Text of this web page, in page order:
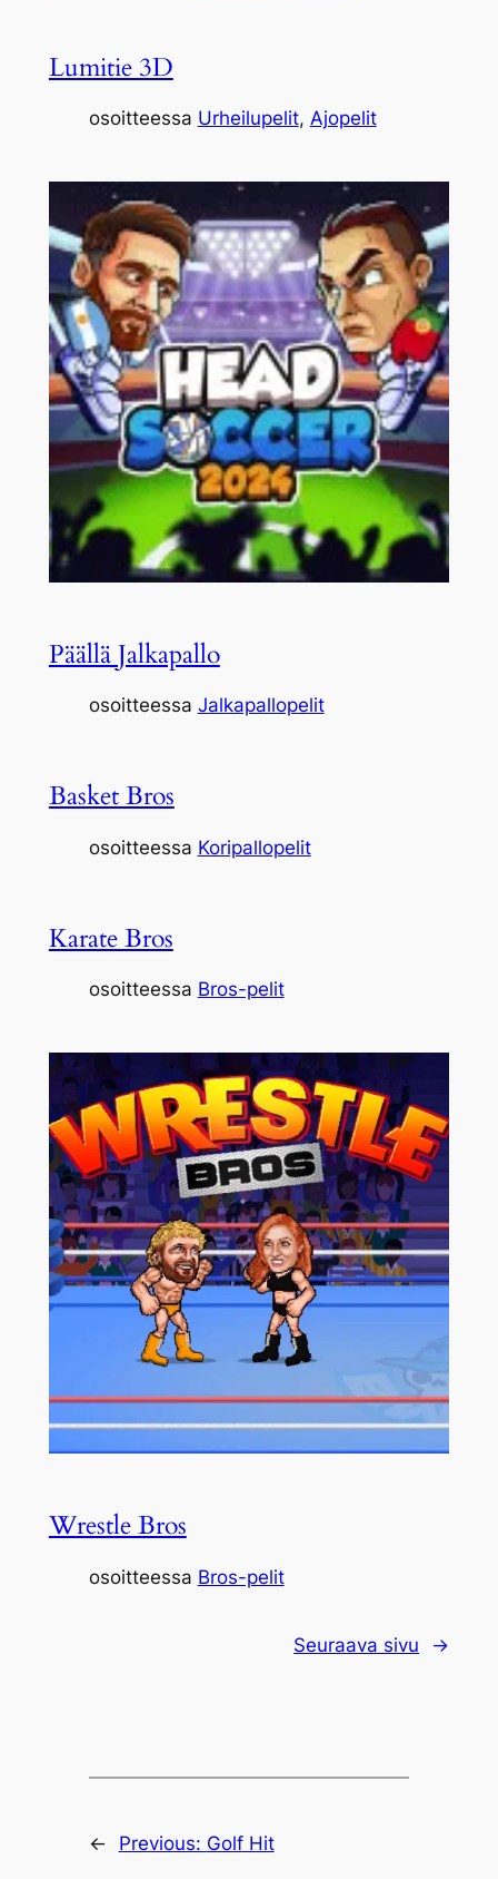
Lumitie 3D
osoitteessa Urheilupelit, Ajopelit
Päällä Jalkapallo
osoitteessa Jalkapallopelit
Basket Bros
osoitteessa Koripallopelit
Karate Bros
osoitteessa Bros-pelit
Wrestle Bros
osoitteessa Bros-pelit
Seuraava sivu →
← Previous: Golf Hit